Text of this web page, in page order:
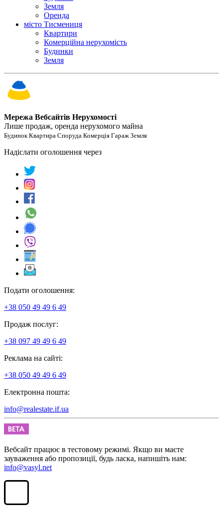
Земля
Оренда
місто Тисмениця
Квартири
Комерційна нерухомість
Будинки
Земля
Мережа Вебсайтів Нерухомості
Лише продаж, оренда нерухомого майна
Будинок Квартира Споруда Комерція Гараж Земля
Надіслати оголошення через
Подати оголошення:
+38 050 49 49 6 49
Продаж послуг:
+38 097 49 49 6 49
Реклама на сайті:
+38 050 49 49 6 49
Електронна пошта:
info@realestate.if.ua
Вебсайт працює в тестовому режимі. Якщо ви маєте
зауваження або пропозиції, будь ласка, напишіть нам:
info@vasyl.net